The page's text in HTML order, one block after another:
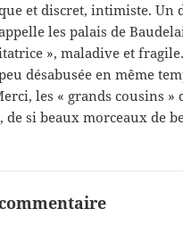
et discret, intimiste. Un
les palais de
», maladive et
désabusée en même
les « grands cousins »
si beaux morceaux de